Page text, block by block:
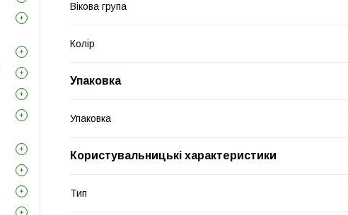
Вікова група
Колір
Упаковка
Упаковка
Користувальницькі характеристики
Тип